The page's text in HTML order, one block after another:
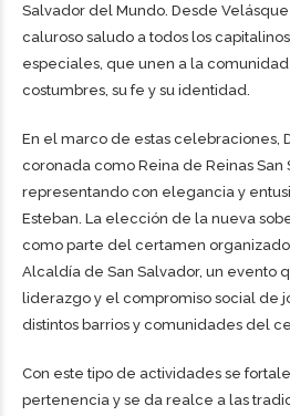
Salvador del Mundo. Desde
caluroso saludo a todos los
especiales, que unen a la comunidad
costumbres, su fe y su identidad.
En el marco de estas celebraciones,
coronada como Reina de Reinas San
representando con elegancia y
Esteban. La elección de la nueva
como parte del certamen organizado
Alcaldía de San Salvador, un evento
liderazgo y el compromiso social de
distintos barrios y comunidades del
Con este tipo de actividades se
pertenencia y se da realce a las